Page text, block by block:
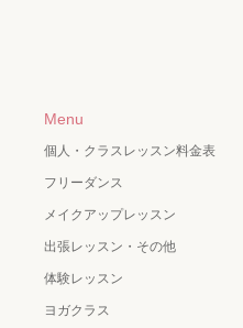
Menu
個人・クラスレッスン料金表
フリーダンス
メイクアップレッスン
出張レッスン・その他
体験レッスン
ヨガクラス